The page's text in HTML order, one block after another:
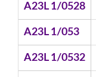
A23L 1/0528
A23L 1/053
A23L 1/0532